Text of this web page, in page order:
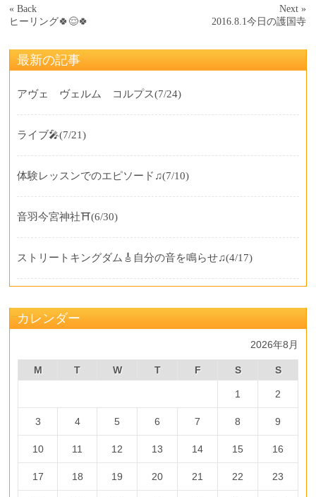
« Back
ヒーリング🍀😌🍀
Next »
2016.8.1今日の護国寺
最新の記事
アヴェ ヴェルム コルプス(7/24)
ライブ🎤(7/21)
体験レッスンでのエピソード♫(7/10)
音羽今宮神社⛩️(6/30)
ストリートキングダム🎸自分の音を鳴らせ♫(4/17)
カレンダー
2026年8月
M T W T F S S
1 2
3 4 5 6 7 8 9
10 11 12 13 14 15 16
17 18 19 20 21 22 23